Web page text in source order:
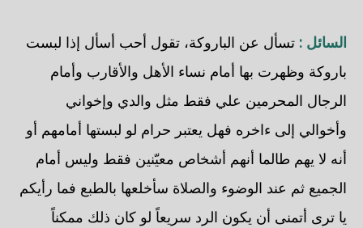
السائل : تسأل عن الباروكة، تقول أحب أسأل إذا لبست
باروكة وظهرت بها أمام نساء الأهل والأقارب وأمام
الرجال المحرمين علي فقط مثل والدي وإخواني
وأخوالي إلى ءاخره فهل يعتبر حرام لو لبستها أمامهم أو
أنه لا يهم طالما أنهم أشخاص معيّنين فقط وليس أمام
الجميع ثم عند الوضوء والصلاة سأخلعها بالطبع فما رأيكم
يا ترى أتمنى أن يكون الرد سريعاً لو كان ذلك ممكناً